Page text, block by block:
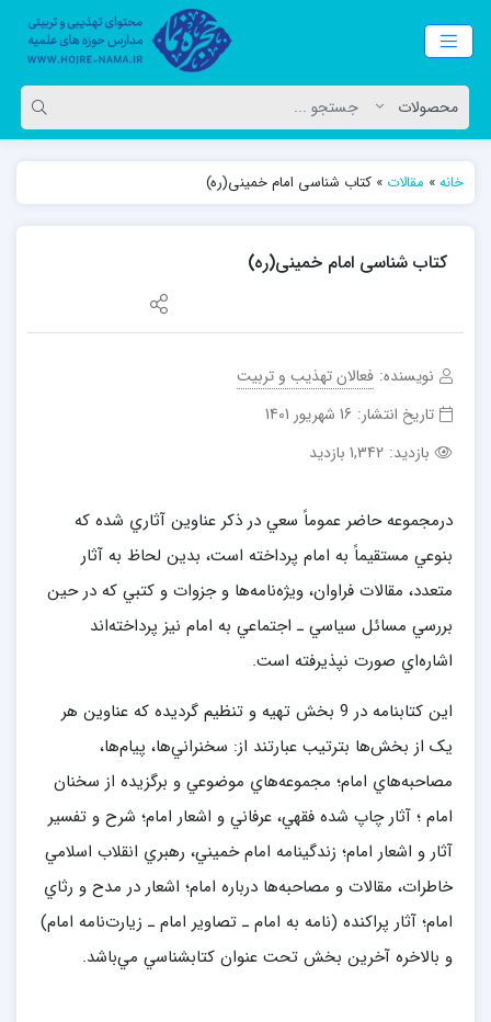
خانه» مقالات » کتاب شناسی امام خمینی(ره)
کتاب شناسی امام خمینی(ره)
نویسنده: فعالان تهذیب و تربیت
تاریخ انتشار: 16 شهریور 1401
بازدید: 1,342 بازدید
درمجموعه حاضر عموماً سعي در ذکر عناوين آثاري شده که
بنوعي مستقيماً به امام پرداخته است، بدين لحاظ به آثار
متعدد، مقالات فراوان، ويژه‌نامه‌ها و جزوات و کتبي که در حين
بررسي مسائل سياسي ـ اجتماعي به امام نيز پرداخته‌اند
اشاره‌اي صورت نپذيرفته است.
اين کتابنامه در 9 بخش تهيه و تنظيم گرديده که عناوين هر
يک از بخش‌ها بترتيب عبارتند از: سخنراني‌ها، پيام‌ها،
مصاحبه‌هاي امام؛ مجموعه‌هاي موضوعي و برگزيده از سخنان
امام ؛ آثار چاپ شده فقهي، عرفاني و اشعار امام؛ شرح و تفسير
آثار و اشعار امام؛ زندگينامه امام خميني، رهبري انقلاب اسلامي
خاطرات، مقالات و مصاحبه‌ها درباره امام؛ اشعار در مدح و رثاي
امام؛ آثار پراکنده (نامه به امام ـ تصاوير امام ـ زيارت‌نامه امام)
و بالاخره آخرين بخش تحت عنوان کتابشناسي مي‌باشد.